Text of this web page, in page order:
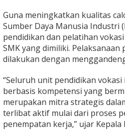
t
u
k
I
n
d
s
t
r
i
G
a
l
Guna meningkatkan kualitas
Sumber Daya Manusia Industri
pendidikan dan pelatihan
SMK yang dimiliki.
dilakukan dengan
“Seluruh unit pendidikan
berbasis kompetensi yang
merupakan mitra strategis
terlibat aktif mulai dari proses
penempatan kerja,” ujar